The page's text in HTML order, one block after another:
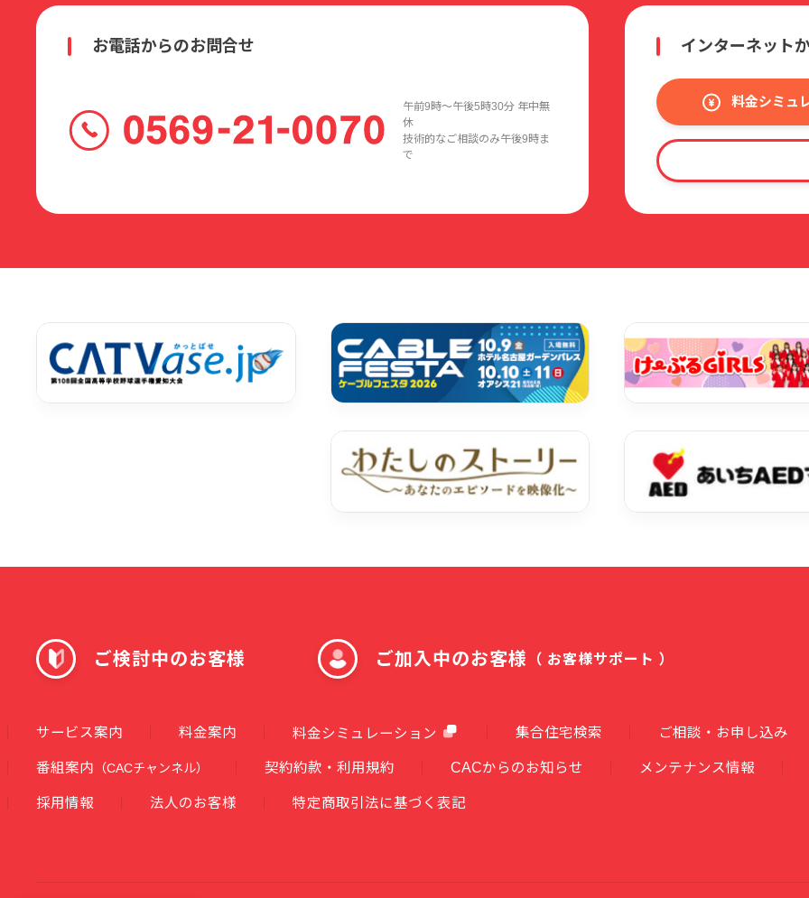
お電話からのお問合せ
午前9時〜午後5時30分 年中無
休
技術的なご相談のみ午後9時ま
で
インターネット
料金シミュ
ご検討中のお客様 ご加入中のお客様 （ お客様サポート ）
サービス案内 料金案内 料金シミュレーション 集合住宅検索 ご相談・お申し込み
番組案内 （CACチャンネル） 契約約款・利用規約 CACからのお知らせ メンテナンス情報
採用情報 法人のお客様 特定商取引法に基づく表記